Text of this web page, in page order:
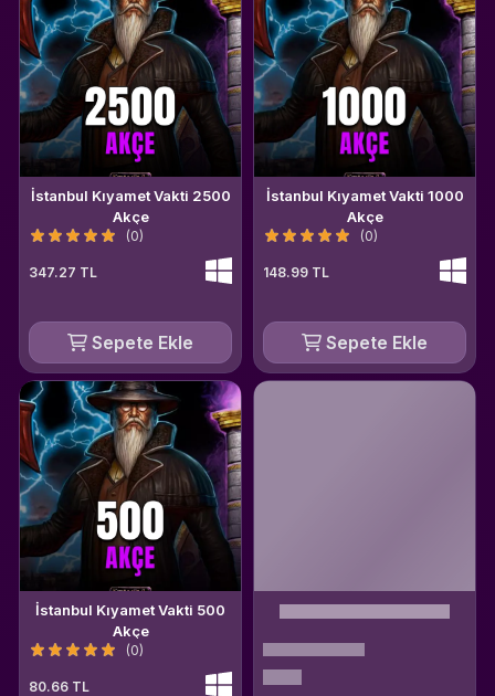
İstanbul Kıyamet Vakti 2500
Akçe
(0)
347.27 TL
Sepete Ekle
İstanbul Kıyamet Vakti 1000
Akçe
(0)
148.99 TL
Sepete Ekle
İstanbul Kıyamet Vakti 500
Akçe
(0)
80.66 TL